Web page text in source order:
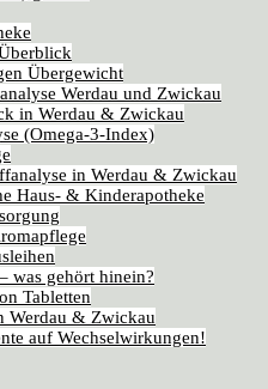
Übergewicht
Werdau und Zwickau
in Werdau & Zwickau
(Omega-3-Index)
in Werdau & Zwickau
Haus- & Kinderapotheke
was gehört hinein?
Tabletten
Werdau & Zwickau
auf Wechselwirkungen!